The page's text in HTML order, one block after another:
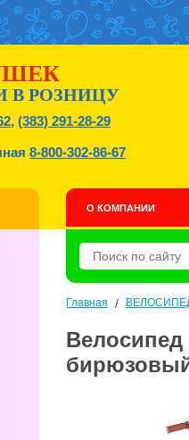
В РОЗНИЦУ
, (383) 291-28-29
8-800-302-86-67
О КОМПАНИИ
Главная /
Велосипед